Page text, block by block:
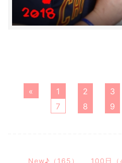
« 1 2 3
7
8 9
New♪（165） 100日（